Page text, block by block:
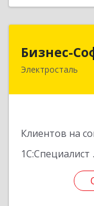
Бизнес-
Электросталь
Клиентов на
1С:Специалист
144000,